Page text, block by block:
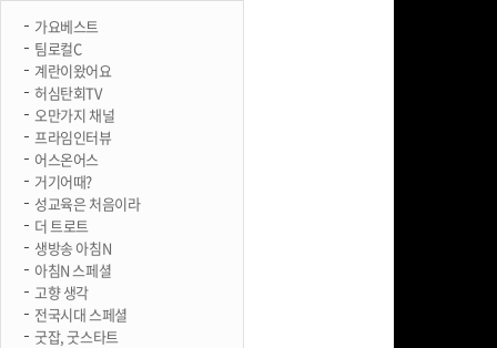
가요베스트
팀로컬C
계란이왔어요
허심탄회TV
오만가지 채널
프라임인터뷰
어스온어스
거기어때?
성교육은 처음이라
더 트로트
생방송 아침N
아침N 스페셜
고향 생각
전국시대 스페셜
굿잡, 굿스타트